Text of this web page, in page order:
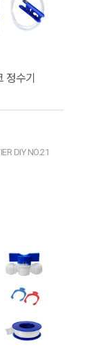
정수기
DIY NO.21